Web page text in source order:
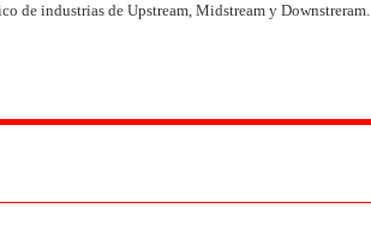
de industrias de Upstream, Midstream y Downstreram.